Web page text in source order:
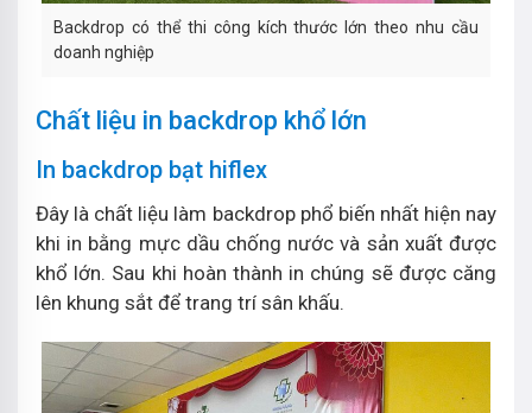
Backdrop có thể thi công kích thước lớn theo nhu cầu
doanh nghiệp
Chất liệu in backdrop khổ lớn
In backdrop bạt hiflex
Đây là chất liệu làm backdrop phổ biến nhất hiện nay
khi in bằng mực dầu chống nước và sản xuất được
khổ lớn. Sau khi hoàn thành in chúng sẽ được căng
lên khung sắt để trang trí sân khấu.